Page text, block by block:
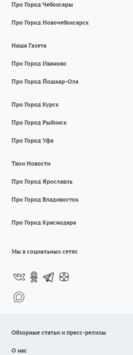
Про Город Чебоксары
Про Город Новочебоксарск
Наша Газета
Про Город Иваново
Про Город Йошкар-Ола
Про Город Курск
Про Город Рыбинск
Про Город Уфа
Твои Новости
Про Город Ярославль
Про Город Владивосток
Про Город Краснодара
Мы в социальных сетях
Обзорные статьи и пресс-релизы
О нас